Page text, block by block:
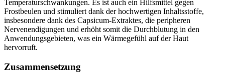
Temperaturschwankungen. Es ist auch ein Hilfsmittel gegen
Frostbeulen und stimuliert dank der hochwertigen Inhaltsstoffe,
insbesondere dank des Capsicum-Extraktes, die peripheren
Nervenendigungen und erhöht somit die Durchblutung in den
Anwendungsgebieten, was ein Wärmegefühl auf der Haut
hervorruft.
Zusammensetzung